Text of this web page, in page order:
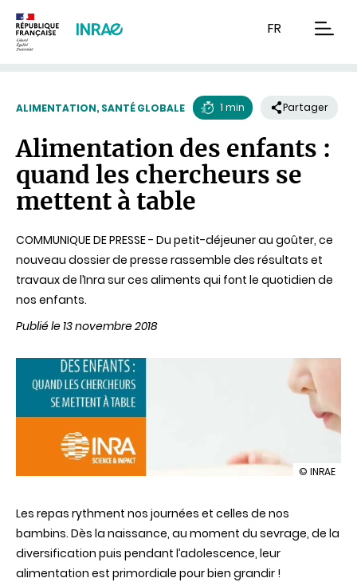
FR
ALIMENTATION, SANTÉ GLOBALE
de
lecture
1 min Partager
Alimentation des enfants :
quand les chercheurs se
mettent à table
COMMUNIQUE DE PRESSE - Du petit-déjeuner au goûter, ce
nouveau dossier de presse rassemble des résultats et
travaux de l’Inra sur ces aliments qui font le quotidien de
nos enfants.
Publié le 13 novembre 2018
illustration
quand
© INRAE
Les repas rythment nos journées et celles de nos
bambins. Dès la naissance, au moment du sevrage, de la
diversification puis pendant l’adolescence, leur
alimentation est primordiale pour bien grandir !